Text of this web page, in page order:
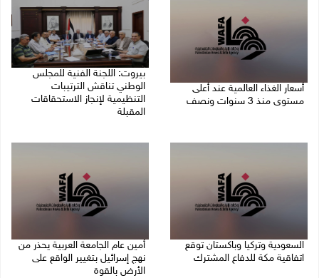
أسعار الغذاء العالمية عند أعلى
مستوى منذ 3 سنوات ونصف
بيروت: اللجنة الفنية للمجلس
الوطني تناقش الترتيبات
التنظيمية لإنجاز الاستحقاقات
المقبلة
السعودية وتركيا وباكستان توقع
اتفاقية مكة للدفاع المشترك
أمين عام الجامعة العربية يحذر من
نهج إسرائيل بتغيير الواقع على
الأرض بالقوة